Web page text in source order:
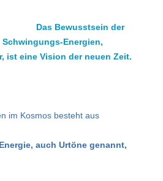
Das Bewusstsein der
Energien,
ist eine Vision der neuen Zeit.
im Kosmos besteht aus
auch Urtöne genannt,